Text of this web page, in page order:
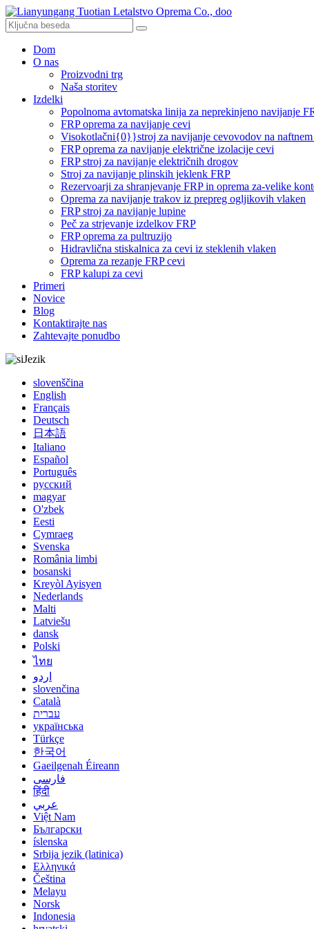
Dom
O nas
Proizvodni trg
Naša storitev
Izdelki
Popolnoma avtomatska linija za neprekinjeno navijanje
FRP oprema za navijanje cevi
Visokotlačni{0}}stroj za navijanje cevovodov na
FRP oprema za navijanje električne izolacije cevi
FRP stroj za navijanje električnih drogov
Stroj za navijanje plinskih jeklenk FRP
Rezervoarji za shranjevanje FRP in oprema za-velike
Oprema za navijanje trakov iz prepreg ogljikovih vlaken
FRP stroj za navijanje lupine
Peč za strjevanje izdelkov FRP
FRP oprema za pultruzijo
Hidravlična stiskalnica za cevi iz steklenih vlaken
Oprema za rezanje FRP cevi
FRP kalupi za cevi
Primeri
Novice
Blog
Kontaktirajte nas
Zahtevajte ponudbo
Jezik
slovenščina
English
Français
Deutsch
日本語
Italiano
Español
Português
русский
magyar
O'zbek
Eesti
Cymraeg
Svenska
România limbi
bosanski
Kreyòl Ayisyen
Nederlands
Malti
Latviešu
dansk
Polski
ไทย
اردو
slovenčina
Català
עברית
українська
Türkçe
한국어
Gaeilgenah Éireann
فارسی
हिंदी
عربي
Việt Nam
Български
íslenska
Srbija jezik (latinica)
Ελληνικά
Čeština
Melayu
Norsk
Indonesia